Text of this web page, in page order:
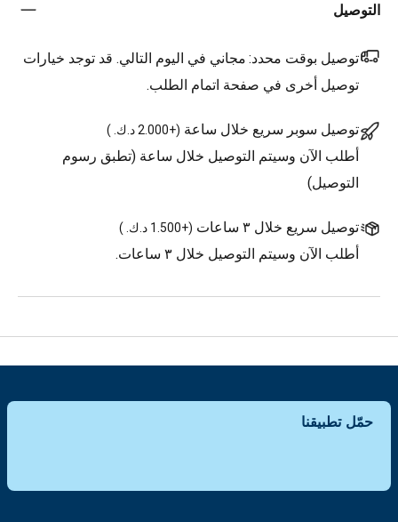
التوصيل
توصيل بوقت محدد: مجاني في اليوم التالي. قد توجد خيارات
توصيل أخرى في صفحة اتمام الطلب.
توصيل سوبر سريع خلال ساعة (+2.000 د.ك. )
أطلب الآن وسيتم التوصيل خلال ساعة (تطبق رسوم
التوصيل)
توصيل سريع خلال ٣ ساعات (+1.500 د.ك. )
أطلب الآن وسيتم التوصيل خلال ٣ ساعات.
حمّل تطبيقنا